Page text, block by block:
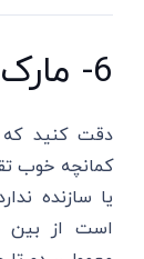
6- مارک های کمانچه
دقت کنید
کمانچه خوب
یا سازنده